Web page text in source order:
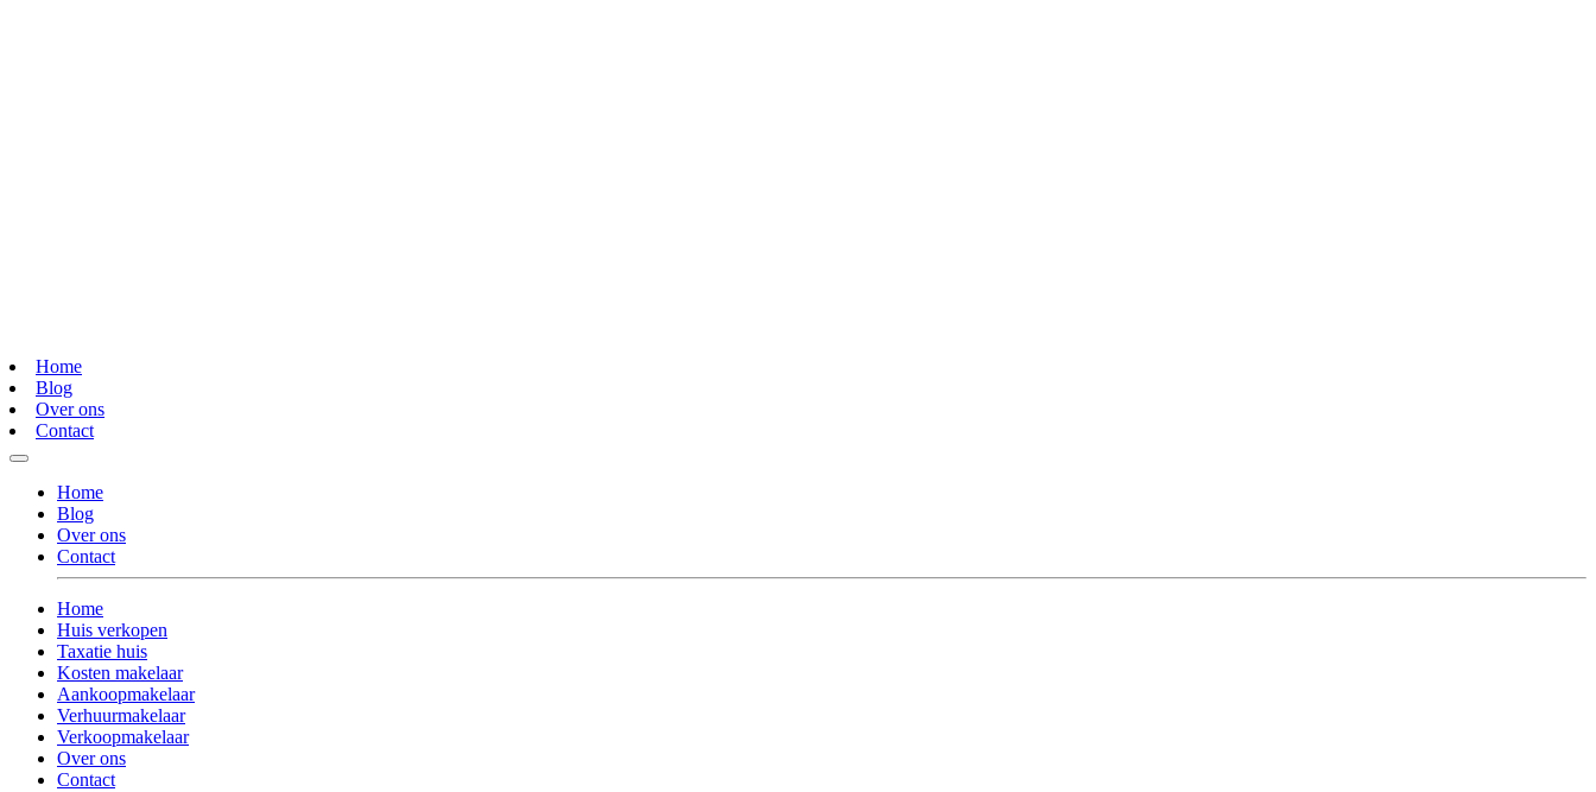
Home
Blog
Over ons
Contact
Home
Blog
Over ons
Contact
Home
Huis verkopen
Taxatie huis
Kosten makelaar
Aankoopmakelaar
Verhuurmakelaar
Verkoopmakelaar
Over ons
Contact